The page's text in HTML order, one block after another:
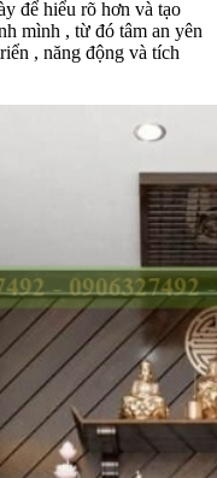
để hiểu rõ hơn và tạo
mình , từ đó tâm an yên
, năng động và tích